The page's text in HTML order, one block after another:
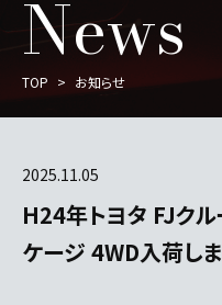
News
TOP お知らせ
2025.11.05
H24年トヨタ FJク
ケージ 4WD入荷し